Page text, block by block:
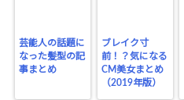
芸能人の話題に
なった髪型の記
事まとめ
ブレイク寸
前！？気になる
CM美女まとめ
（2019年版）